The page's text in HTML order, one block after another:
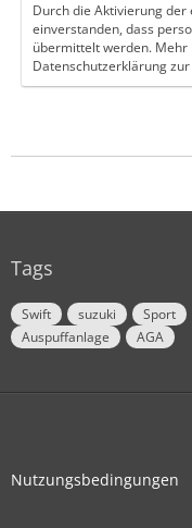
Durch die Aktivierung
einverstanden, dass
übermittelt werden.
Datenschutzerklärung
Tags
Swift suzuki Sport
Auspuffanlage
AGA
Nutzungsbedingungen